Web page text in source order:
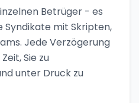
Betrüger - es
Syndikate mit Skripten,
Jede Verzögerung
Sie zu
unter Druck zu